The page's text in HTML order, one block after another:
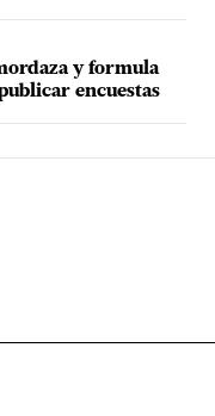
y formula
encuestas